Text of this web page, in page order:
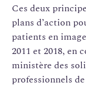
Ces deux
plans d’action
patients en
2011 et 2018, en
ministère des
professionnels